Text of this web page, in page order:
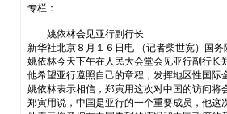
专栏：
姚依林会见亚行副行长
新华社北京８月１６日电 （记者柴世宽）国
姚依林今天下午在人民大会堂会见亚行副行长
他希望亚行遵照自己的章程，发挥地区性国际
姚依林表示相信，郑寅用这次对中国的访问将
郑寅用说，中国是亚行的一个重要成员，他这